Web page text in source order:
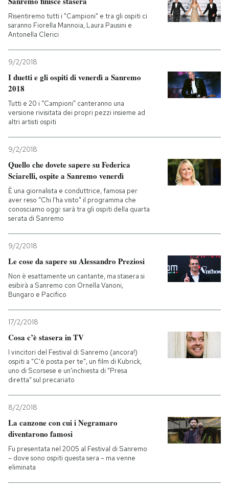
Risentiremo tutti i "Campioni" e tra gli ospiti ci
saranno Fiorella Mannoia, Laura Pausini e
Antonella Clerici
9/2/2018
I duetti e gli ospiti di venerdì a Sanremo
2018
Tutti e 20 i “Campioni” canteranno una
versione rivisitata dei propri pezzi insieme ad
altri artisti ospiti
9/2/2018
Quello che dovete sapere su Federica
Sciarelli, ospite a Sanremo venerdì
È una giornalista e conduttrice, famosa per
aver reso “Chi l'ha visto” il programma che
conosciamo oggi: sarà tra gli ospiti della quarta
serata di Sanremo
9/2/2018
Le cose da sapere su Alessandro Preziosi
Non è esattamente un cantante, ma stasera si
esibirà a Sanremo con Ornella Vanoni,
Bungaro e Pacifico
17/2/2018
Cosa c’è stasera in TV
I vincitori del Festival di Sanremo (ancora!)
ospiti a "C'è posta per te", un film di Kubrick,
uno di Scorsese e un'inchiesta di "Presa
diretta" sul precariato
8/2/2018
La canzone con cui i Negramaro
diventarono famosi
Fu presentata nel 2005 al Festival di Sanremo
– dove sono ospiti questa sera – ma venne
eliminata